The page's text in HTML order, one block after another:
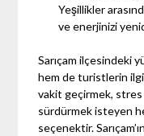
Yeşillikler
ve enerjinizi
Sarıçam ilçesindeki
hem de turistlerin
vakit geçirmek, stres
sürdürmek isteyen
seçenektir.